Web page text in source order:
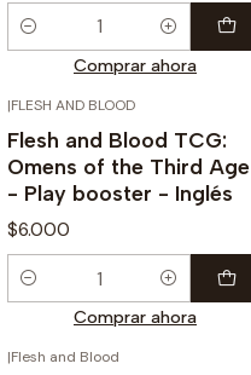
Cantidad
Comprar ahora
|FLESH AND BLOOD
Flesh and Blood TCG:
Omens of the Third Age
- Play booster - Inglés
$6.000
Cantidad
Comprar ahora
|Flesh and Blood